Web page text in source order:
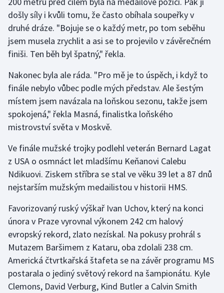
došly síly i kvůli tomu, že často obíhala soupeřky v
druhé dráze. "Bojuje se o každý metr, po tom seběhu
jsem musela zrychlit a asi se to projevilo v závěrečném
finiši. Ten běh byl špatný," řekla.
Nakonec byla ale ráda. "Pro mě je to úspěch, i když to
finále nebylo vůbec podle mých představ. Ale šestým
místem jsem navázala na loňskou sezonu, takže jsem
spokojená," řekla Masná, finalistka loňského
mistrovství světa v Moskvě.
Ve finále mužské trojky podlehl veterán Bernard Lagat
z USA o osmnáct let mladšímu Keňanovi Calebu
Ndikuovi. Ziskem stříbra se stal ve věku 39 let a 87 dnů
nejstarším mužským medailistou v historii HMS.
Favorizovaný ruský výškař Ivan Uchov, který na konci
února v Praze vyrovnal výkonem 242 cm halový
evropský rekord, zlato nezískal. Na pokusy prohrál s
Mutazem Baršimem z Kataru, oba zdolali 238 cm.
Americká čtvrtkařská štafeta se na závěr programu MS
postarala o jediný světový rekord na šampionátu. Kyle
Clemons, David Verburg, Kind Butler a Calvin Smith